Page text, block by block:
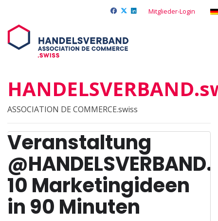
Mitglieder-Login
ASSOCIATION DE COMMERCE.swiss
Veranstaltung
10 Marketingideen
in 90 Minuten